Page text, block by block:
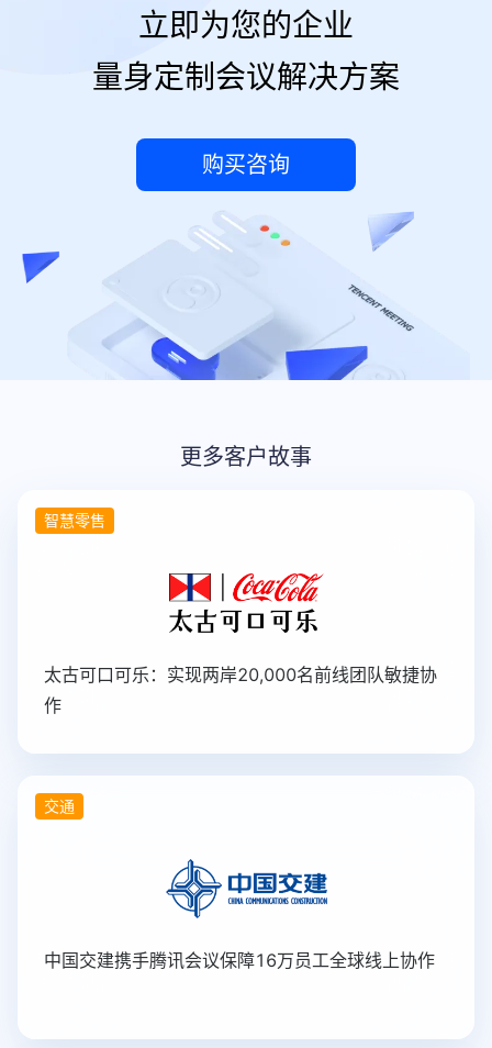
立即为您的企业
量身定制会议解决方案
购买咨询
更多客户故事
智慧零售
太古可口可乐：实现两岸20,000名前线团队敏捷协
作
交通
中国交建携手腾讯会议保障16万员工全球线上协作